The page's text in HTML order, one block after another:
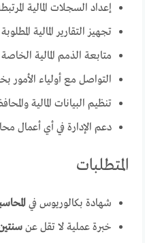
إعداد السجلات المالية
تجهيز التقارير المالية المطلوبة
متابعة الذمم المالية
التواصل مع أولياء الأمور
تنظيم البيانات المالية
دعم الإدارة في أي أعمال
المتطلبات
شهادة بكالوريوس في
خبرة عملية لا تقل عن